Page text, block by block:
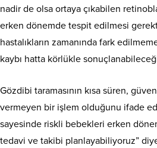
nadir de olsa ortaya çıkabilen
erken dönemde tespit edilmesi
hastalıkların zamanında fark
kaybı hatta körlükle
Gözdibi taramasının kısa süren,
vermeyen bir işlem olduğunu ifade
sayesinde riskli bebekleri erken
tedavi ve takibi planlayabiliyoruz”